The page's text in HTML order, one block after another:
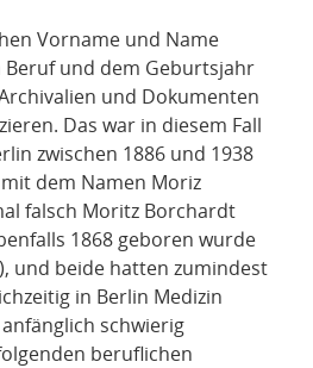
Vorname und Name
und dem Geburtsjahr
und Dokumenten
Das war in diesem Fall
zwischen 1886 und 1938
dem Namen Moriz
falsch Moritz Borchardt
1868 geboren wurde
und beide hatten zumindest
in Berlin Medizin
schwierig
beruflichen